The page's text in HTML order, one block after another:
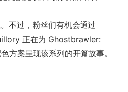
不过，粉丝们有机会通过
正在为 Ghostbrawler:
方案呈现该系列的开篇故事。